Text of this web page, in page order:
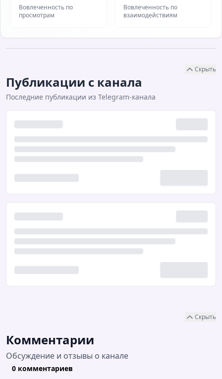
Вовлеченность по
просмотрам
Вовлеченность по
взаимодействиям
Скрыть
Комментарии
Обсуждение и отзывы о канале
0 комментариев
Скрыть
Публикации с канала
Последние публикации из Telegram-канала